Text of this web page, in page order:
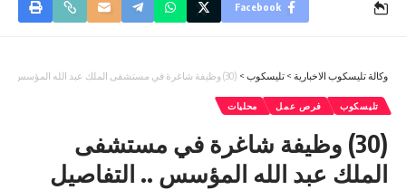
Facebook
وكالة تليسكوب الاخبارية > تليسكوب > (30) وظيفة شاغرة في مستشفى الملك عبد الله المؤسس .. التفاصيل
تليسكوب فرص عمل محليات
(30) وظيفة شاغرة في مستشفى
الملك عبد الله المؤسس .. التفاصيل